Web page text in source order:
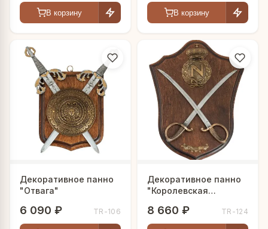
В корзину В корзину
Декоративное панно
"Отвага"
6 090 ₽ TR-106
Декоративное панно
"Королевская
8 660 ₽ TR-124